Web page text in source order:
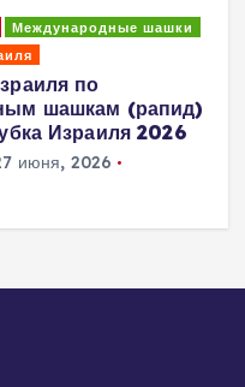
Международные
בינלאומית
admin
7
293 views